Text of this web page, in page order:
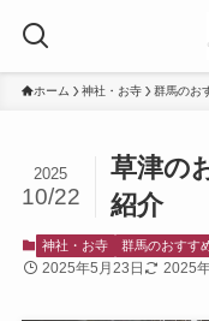
ホーム 神社・お寺 群馬のお
草津の
紹介
2025
10/22
神社・お寺 群馬のおすす
2025年5月23日 2025